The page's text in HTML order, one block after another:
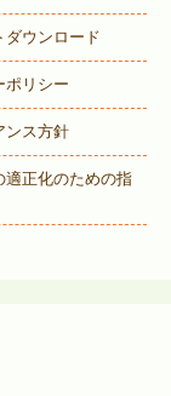
ダウンロード
ポリシー
ンス方針
適正化のための指